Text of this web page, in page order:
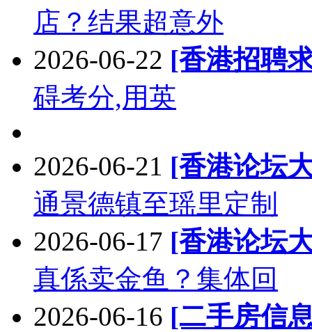
店？结果超意外
2026-06-22 [香港招聘
碍考分,用英
2026-06-21 [香港论坛
通景德镇至瑶里定制
2026-06-17 [香港论坛
真係卖金鱼？集体回
2026-06-16 [二手房信